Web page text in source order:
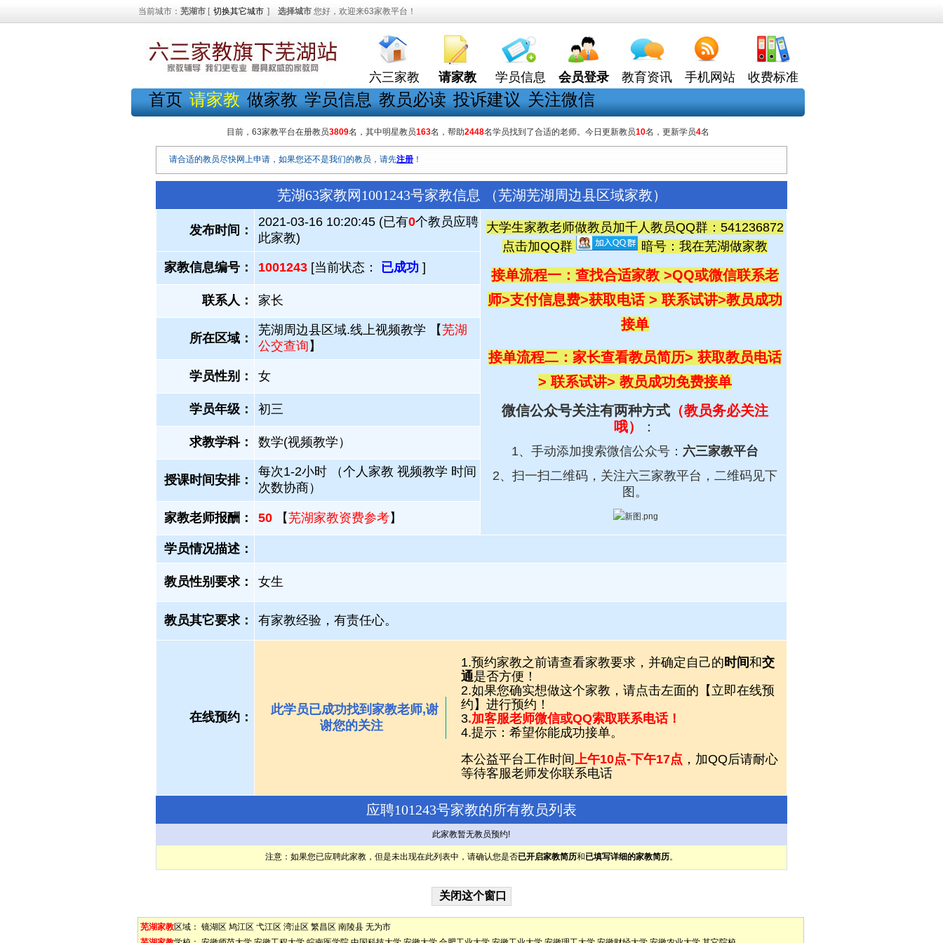
当前城市： 芜湖市 [ 切换其它城市 ] 选择城市 您好，欢迎来63家教平台！
六三家教 请家教 学员信息 会员登录 教育资讯 手机网站 收费标准
首页 请家教 做家教 学员信息 教员必读 投诉建议 关注微信
目前，63家教平台在册教员3809名，其中明星教员163名，帮助2448名学员找到了合适的老师。今日更新教员10名，更新学员4名
请合适的教员尽快网上申请，如果您还不是我们的教员，请先注册 ！
芜湖63家教网1001243号家教信息 （芜湖芜湖周边县区域家教）
发布时间：
2021-03-16 10:20:45 (已有0个教员应聘
此家教)
大学生家教老师做教员加千人教员QQ群：541236872
点击加QQ群
暗号：我在芜湖做家教
接单流程一：查找合适家教 >QQ或微信联系老
师>支付信息费>获取电话 > 联系试讲>教员成功
接单
接单流程二：家长查看教员简历> 获取教员电话
> 联系试讲> 教员成功免费接单
微信公众号关注有两种方式（教员务必关注
哦）
：
1、手动添加搜索微信公众号： 六三家教平台
2、扫一扫二维码，关注六三家教平台， 二维码见下
图。
家教信息编号： 1001243 [当前状态： 已成功 ]
联系人： 家长
所在区域：
芜湖周边县区域.线上视频教学 【芜湖
公交查询 】
学员性别： 女
学员年级： 初三
求教学科： 数学(视频教学）
授课时间安排：
每次1-2小时 （个人家教 视频教学 时间
次数协商）
家教老师报酬： 50 【芜湖家教资费参考】
学员情况描述：
教员性别要求： 女生
教员其它要求： 有家教经验，有责任心。
在线预约：
此学员已成功找到家教老师,谢
谢您的关注
1.预约家教之前请查看家教要求，并确定自己的时间和交
通是否方便！
2.如果您确实想做这个家教，请点击左面的【立即在线预
约】进行预约！
3.加客服老师微信或QQ索取联系电话！
4.提示：希望你能成功接单。
本公益平台工作时间上午10点-下午17点 ，加QQ后请耐心
等待客服老师发你联系电话
应聘101243号家教的所有教员列表
此家教暂无教员预约!
注意：如果您已应聘此家教，但是未出现在此列表中，请确认您是否已开启家教简历和已填写详细的家教简历。
芜湖家教区域： 镜湖区 鸠江区 弋江区 湾沚区 繁昌区 南陵县 无为市